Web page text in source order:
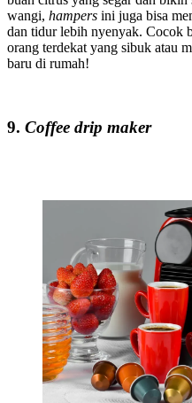
wangi, hampers ini juga bisa
dan tidur lebih nyenyak. Cocok
orang terdekat yang sibuk atau
baru di rumah!
9. Coffee drip maker